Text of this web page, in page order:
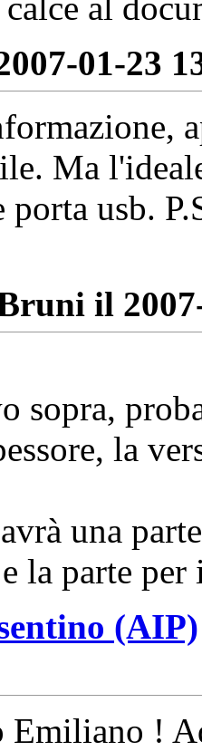
01-23
Ma
porta usb.
il
sopra,
la
una
la parte
(AIP)
Emiliano !